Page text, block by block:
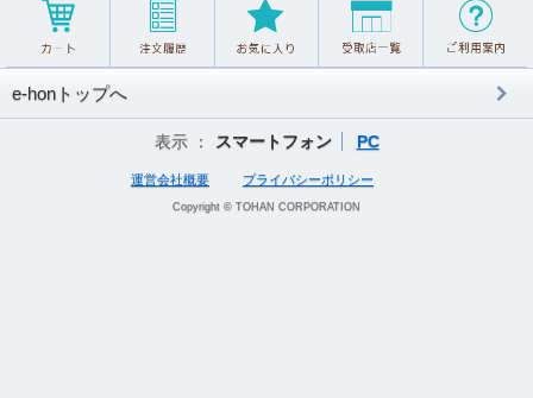
e-honトップへ
表示 ： スマートフォン PC
運営会社概要 プライバシーポリシー
Copyright © TOHAN CORPORATION